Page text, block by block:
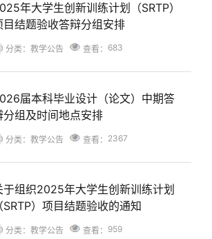
年大学生创新训练计划（SRTP）
目结题验收答辩分组安排
分类：教学公告 查看： 683
届本科毕业设计（论文）中期答
分组及时间地点安排
分类：教学公告 查看： 2367
于组织2025年大学生创新训练计划
（SRTP）项目结题验收的通知
分类：教学公告 查看： 959